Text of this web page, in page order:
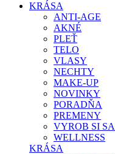
KRÁSA
ANTI-AGE
AKNÉ
PLEŤ
TELO
VLASY
NECHTY
MAKE-UP
NOVINKY
PORADŇA
PREMENY
VYROB SI
WELLNESS
KRÁSA